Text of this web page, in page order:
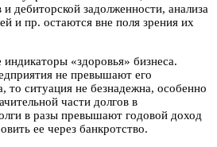
дебиторской задолженности, анализа
и пр. остаются вне поля зрения их
«здоровья» бизнеса.
не превышают его
то ситуация не безнадежна, особенно
части долгов в
в разы превышают годовой доход
ее через банкротство.